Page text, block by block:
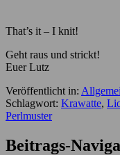
That’s it – I knit!
Geht raus und strickt!
Euer Lutz
Veröffentlicht in:
Schlagwort: Krawatte,
Perlmuster
Beitrags-